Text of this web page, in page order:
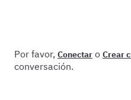
Por favor, Conectar o Crear
conversación.